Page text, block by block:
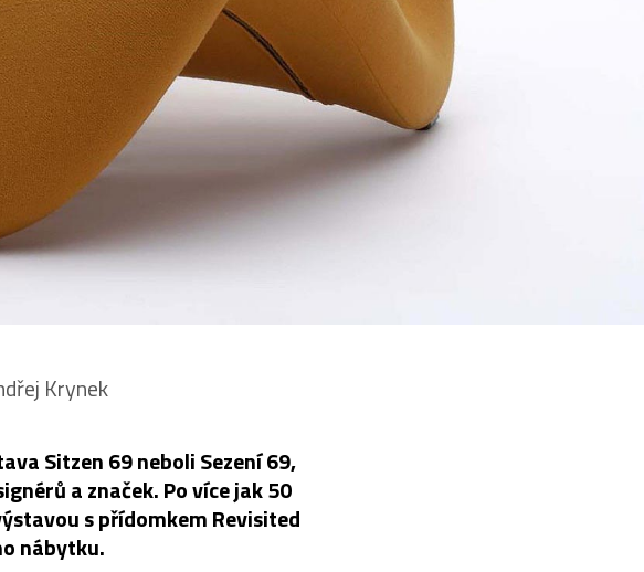
Krynek
Sitzen 69 neboli Sezení 69,
a značek. Po více jak 50
s přídomkem Revisited
nábytku.